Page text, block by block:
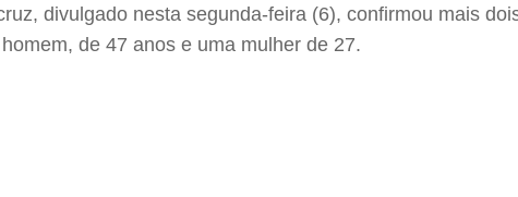
divulgado nesta segunda-feira (6), confirmou mais
de 47 anos e uma mulher de 27.